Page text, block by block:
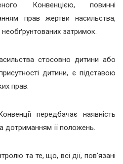
Конвенцією, повинні
прав жертви насильства,
затримок.
стосовно дитини або
дитини, є підставою
прав.
передбачає наявність
дотриманням її положень.
та те, що, всі дії, пов'язані